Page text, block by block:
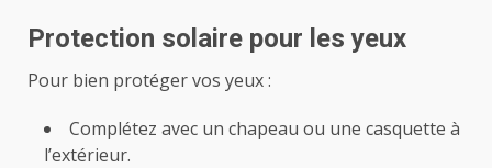
Protection solaire pour les yeux
Pour bien protéger vos yeux :
Complétez avec un chapeau ou une casquette à
l’extérieur.